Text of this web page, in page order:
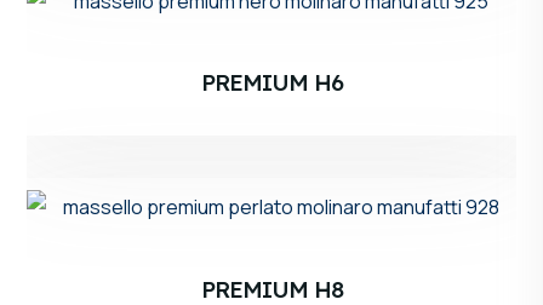
PREMIUM H6
PREMIUM H8